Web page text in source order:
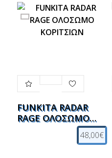
FUNKITA RADAR
RAGE ΟΛΟΣΩΜΟ
48,00€